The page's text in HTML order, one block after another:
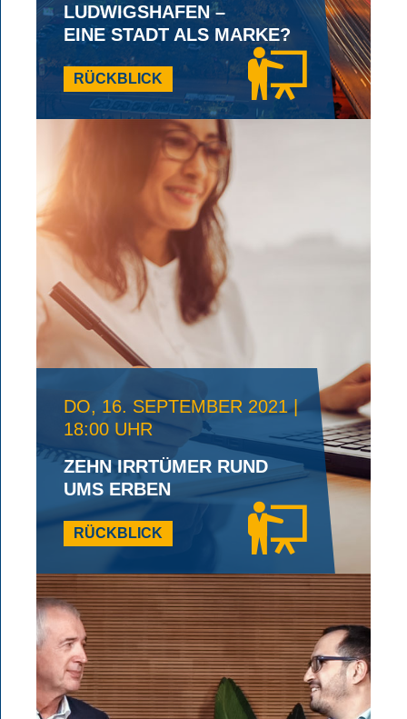
LUDWIGSHAFEN –
EINE STADT ALS MARKE?
RÜCKBLICK
DO, 16. SEPTEMBER 2021 |
18:00 UHR
ZEHN IRRTÜMER RUND
UMS ERBEN
RÜCKBLICK